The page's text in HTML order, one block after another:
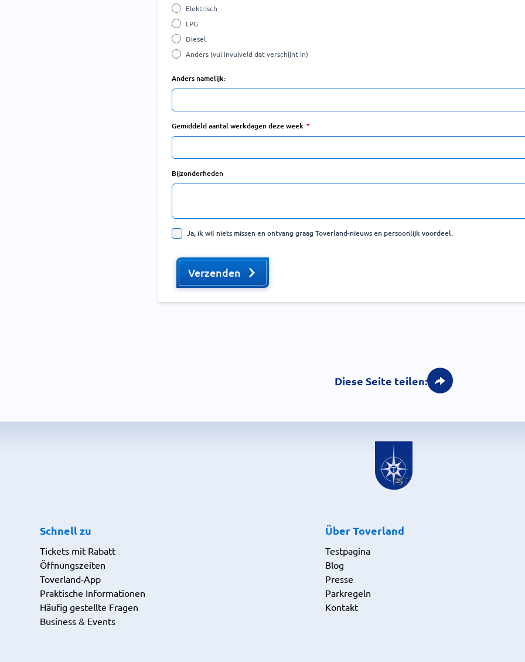
Elektrisch
LPG
Diesel
Anders (vul invulveld dat verschijnt in)
Anders namelijk:
Gemiddeld aantal werkdagen deze week
Bijzonderheden
Ja, ik wil niets missen en ontvang graag Toverland-nieuws en persoonlijk voordeel.
Verzenden
Diese Seite teilen:
Schnell zu
Tickets mit Rabatt
Öffnungszeiten
Toverland-App
Praktische Informationen
Häufig gestellte Fragen
Business & Events
Über Toverland
Testpagina
Blog
Presse
Parkregeln
Kontakt